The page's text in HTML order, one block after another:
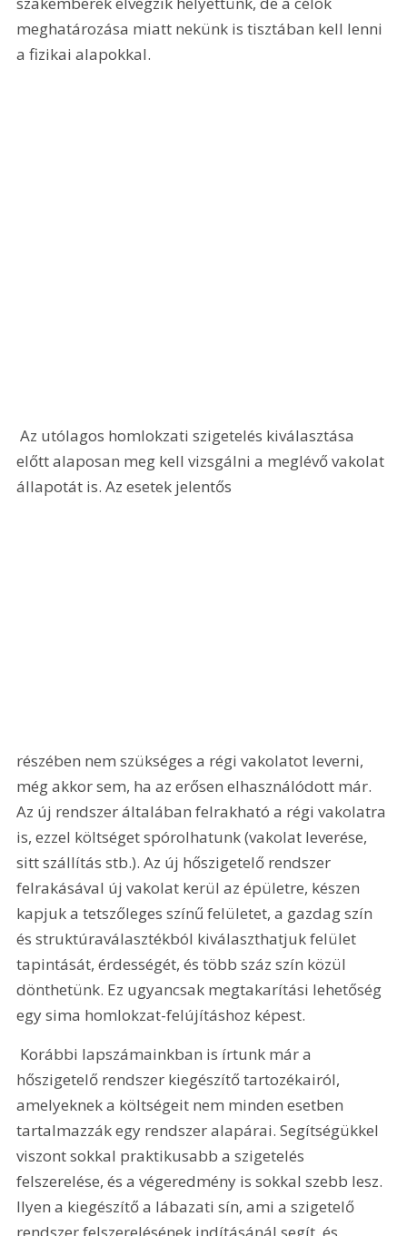
meghatározása miatt nekünk is tisztában kell lenni
a fizikai alapokkal.
Az utólagos homlokzati szigetelés kiválasztása
előtt alaposan meg kell vizsgálni a meglévő vakolat
állapotát is. Az esetek jelentős
részében nem szükséges a régi vakolatot leverni,
még akkor sem, ha az erősen elhasználódott már.
Az új rendszer általában felrakható a régi vakolatra
is, ezzel költséget spórolhatunk (vakolat leverése,
sitt szállítás stb.). Az új hőszigetelő rendszer
felrakásával új vakolat kerül az épületre, készen
kapjuk a tetszőleges színű felületet, a gazdag szín
és struktúraválasztékból kiválaszthatjuk felület
tapintását, érdességét, és több száz szín közül
dönthetünk. Ez ugyancsak megtakarítási lehetőség
egy sima homlokzat-felújításhoz képest.
hőszigetelő rendszer kiegészítő tartozékairól,
amelyeknek a költségeit nem minden esetben
tartalmazzák egy rendszer alapárai. Segítségükkel
viszont sokkal praktikusabb a szigetelés
felszerelése, és a végeredmény is sokkal szebb lesz.
Ilyen a kiegészítő a lábazati sín, ami a szigetelő